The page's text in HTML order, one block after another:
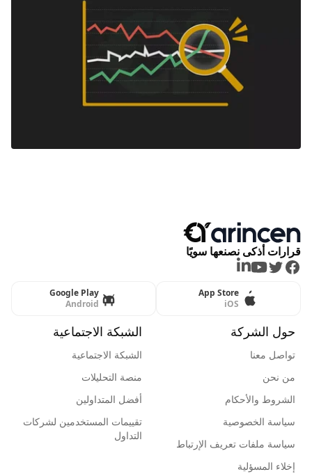
قرارات أذكى نصنعها سويًا
Facebook
Twitter
Youtube
LinkedIn
App Store
iOS
Google Play
Android
حول الشركة
تواصل معنا
من نحن
الشروط والأحكام
سياسة الخصوصية
سياسة ملفات تعريف الإرتباط
إخلاء المسؤلية
الشبكة الاجتماعية
الشبكة الاجتماعية
منصة التحليلات
أفضل المتداولين
تقييمات المستخدمين لشركات
التداول